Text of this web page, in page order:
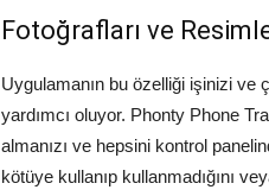
Fotoğrafları ve
Uygulamanın bu özelliği işinizi ve
yardımcı oluyor. Phonty Phone
almanızı ve hepsini kontrol
kötüye kullanıp kullanmadığını